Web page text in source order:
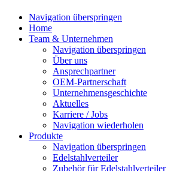
Navigation überspringen
Home
Team & Unternehmen
Navigation überspringen
Über uns
Ansprechpartner
OEM-Partnerschaft
Unternehmensgeschichte
Aktuelles
Karriere / Jobs
Navigation wiederholen
Produkte
Navigation überspringen
Edelstahlverteiler
Zubehör für Edelstahlverteiler